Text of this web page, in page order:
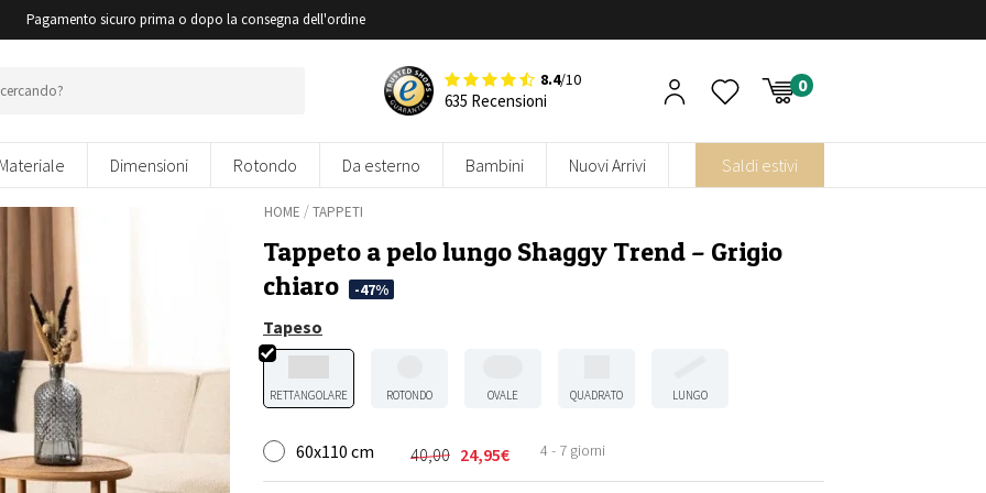
Pagamento sicuro prima o dopo la consegna dell'ordine
8.4/10
635 Recensioni
Materiale Dimensioni Rotondo Da esterno Bambini Nuovi Arrivi Saldi estivi
HOME /TAPPETI
Tappeto a pelo lungo Shaggy Trend – Grigio
chiaro
-47%
Tapeso
RETTANGOLARE ROTONDO OVALE QUADRATO LUNGO
60x110 cm 40,00
Il
prezzo
24,95€
Il
prezzo
4 - 7 giorni